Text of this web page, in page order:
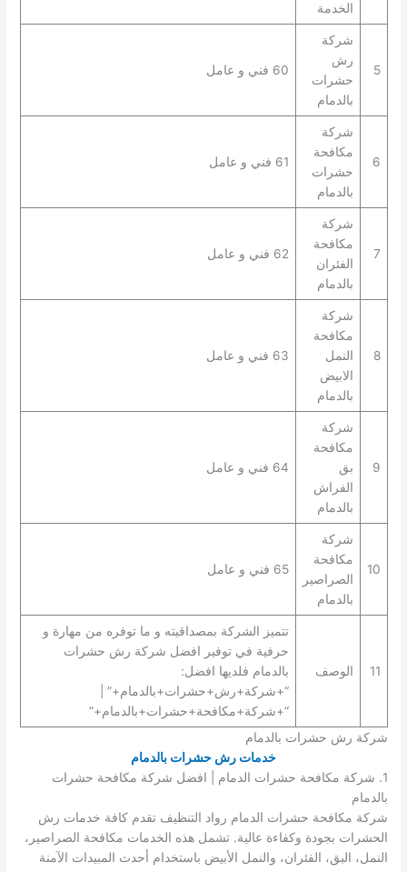
الخدمة
5
شركة
رش
حشرات
بالدمام
60 فني و عامل
6
شركة
مكافحة
حشرات
بالدمام
61 فني و عامل
7
شركة
مكافحة
الفئران
بالدمام
62 فني و عامل
8
شركة
مكافحة
النمل
الابيض
بالدمام
63 فني و عامل
9
شركة
مكافحة
بق
الفراش
بالدمام
64 فني و عامل
10
شركة
مكافحة
الصراصير
بالدمام
65 فني و عامل
11 الوصف
تتميز الشركة بمصداقيته و ما توفره من مهارة و
حرفية في توفير افضل شركة رش حشرات
بالدمام فلديها افضل:
“+شركة+رش+حشرات+بالدمام+” |
“+شركة+مكافحة+حشرات+بالدمام+”
شركة رش حشرات بالدمام
خدمات رش حشرات بالدمام
1. شركة مكافحة حشرات الدمام | افضل شركة مكافحة حشرات
بالدمام
شركة مكافحة حشرات الدمام رواد التنظيف تقدم كافة خدمات رش
الحشرات بجودة وكفاءة عالية. تشمل هذه الخدمات مكافحة الصراصير،
النمل، البق، الفئران، والنمل الأبيض باستخدام أحدث المبيدات الآمنة